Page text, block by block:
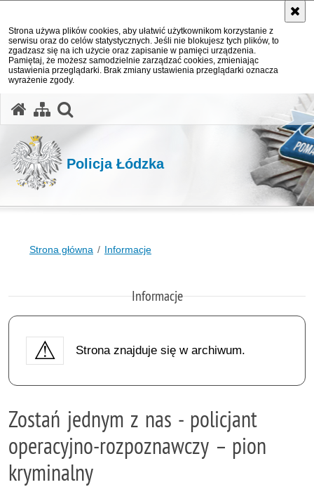
Strona używa plików cookies, aby ułatwić użytkownikom korzystanie z
serwisu oraz do celów statystycznych. Jeśli nie blokujesz tych plików, to
zgadzasz się na ich użycie oraz zapisanie w pamięci urządzenia.
Pamiętaj, że możesz samodzielnie zarządzać cookies, zmieniając
ustawienia przeglądarki. Brak zmiany ustawienia przeglądarki oznacza
wyrażenie zgody.
Policja Łódzka
Strona główna Informacje
Informacje
Strona znajduje się w archiwum.
Zostań jednym z nas - policjant
operacyjno-rozpoznawczy – pion
kryminalny